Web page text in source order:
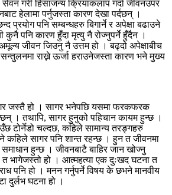
सेवन गरी हिंसाजन्य क्रियाकलाप गर्दा जीवनउपर
हेलामा पर्नुजस्ता कारण देखा पर्दछन् ।
प्रयोग पनि सम्बन्धहरु बिगार्ने र अपेक्षा बढाउने
पनि कारण हुँदा मृत्यु नै रोज्नुपर्ने हुँदैन ।
जीवन जिउनु नै उत्तम हो । बढ्दो अपेक्षाबीच
राख्ने ऊर्जा हराउनेजस्ता कारण भने मुख्य
जस्तै हो । सागर भनेपछि यसमा फरकफरक
। तथापि, सागर हुनुको पहिचान कायम हुन्छ ।
टोर्नेडो चल्दछ, कहिले सामान्य तरङ्गहरु
कहिले सागर पनि शान्त रहन्छ । हुन त जीवनमा
हुन्छ । जीवनबाटै बाहिर जान खोज्नु
त भागेजस्तो हो । आत्महत्या एक दुःखद घटना त
पनि हो । मनन गर्नुपर्ने विषय के छभने मानवीय
दुर्लभ घटना हो ।